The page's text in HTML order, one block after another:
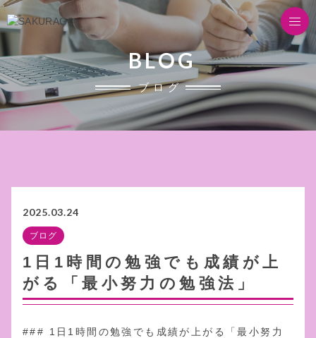
BLOG
ブログ
2025.03.24
ブログ
1日1時間の勉強でも成績が上
がる「最小努力の勉強法」
### 1日1時間の勉強でも成績が上がる「最小努力